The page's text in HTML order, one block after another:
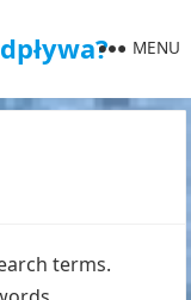
MENU
terms.